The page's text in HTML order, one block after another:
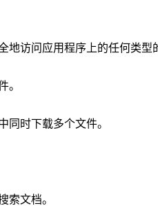
地访问应用程序上的任何类型
。
同时下载多个文件。
索文档。